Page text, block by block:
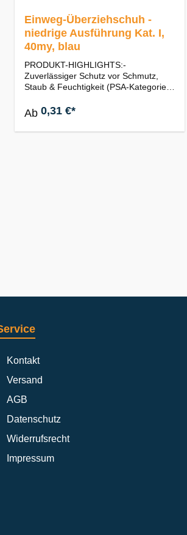
Einweg-Überziehschuh -
niedrige Ausführung Kat. I,
40my, blau
PRODUKT-HIGHLIGHTS:-
Zuverlässiger Schutz vor Schmutz,
Staub & Feuchtigkeit (PSA-Kategorie I
& wasserabweisend (stabiles CPE-
Material mit einer Materialstärke von
40 my)- universelle Passform (niedrige
Ab 0,31 €*
Kontakt
Versand
AGB
Datenschutz
Widerrufsrecht
Impressum